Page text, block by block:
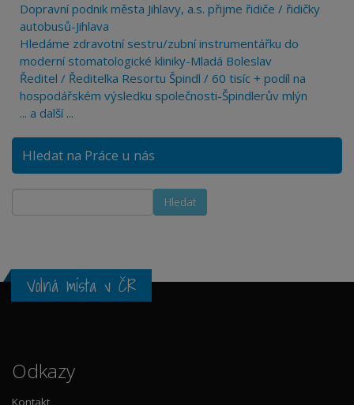
Dopravní podnik města Jihlavy, a.s. přijme řidiče / řidičky
autobusů-Jihlava
Hledáme zdravotní sestru/zubní instrumentářku do
moderní stomatologické kliniky-Mladá Boleslav
Ředitel / Ředitelka Resortu Špindl / 60 tisíc + podíl na
hospodářském výsledku společnosti-Špindlerův mlýn
... a další ...
Hledat na Práce u nás
Volná místa v ČR
Odkazy
Kontakt